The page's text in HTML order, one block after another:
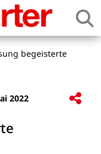
begeisterte
2022